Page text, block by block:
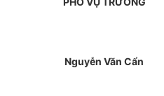
Nguyễn Văn Cẩn